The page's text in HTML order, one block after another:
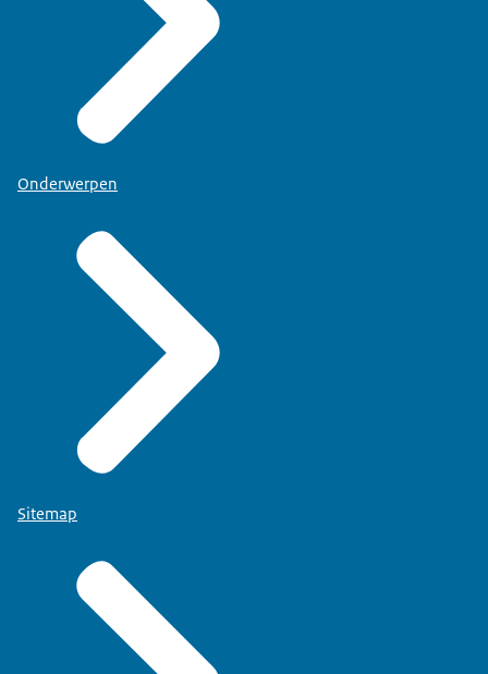
Onderwerpen
Sitemap